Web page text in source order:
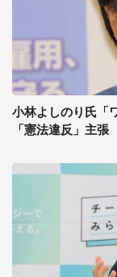
小林よしのり氏「
「憲法違反」主張